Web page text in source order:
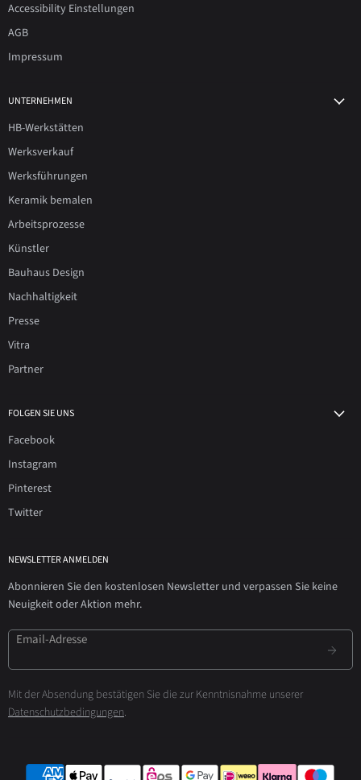
Accessibility Einstellungen
AGB
Impressum
UNTERNEHMEN
HB-Werkstätten
Werksverkauf
Werksführungen
Keramik bemalen
Arbeitsprozesse
Künstler
Bauhaus Design
Nachhaltigkeit
Presse
Vitra
Partner
FOLGEN SIE UNS
Facebook
Instagram
Pinterest
Twitter
NEWSLETTER ANMELDEN
Abonnieren Sie den kostenlosen Newsletter und verpassen Sie keine
Neuigkeit oder Aktion mehr.
Email-Adresse
Mit der Absendung bestätigen Sie die zur Kenntnisnahme unserer
Datenschutzbedingungen.